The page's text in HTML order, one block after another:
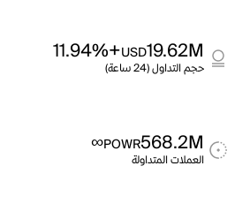
19.62M
USD
+11.94%
حجم التداول (24 ساعة)
568.2M
POWR
∞
العملات المتداولة